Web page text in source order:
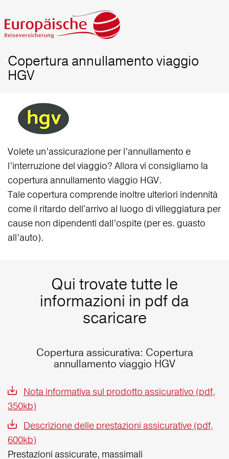
Copertura annullamento viaggio
HGV
Volete un’assicurazione per l’annullamento e
l’interruzione del viaggio? Allora vi consigliamo la
copertura annullamento viaggio HGV.
Tale copertura comprende inoltre ulteriori indennità
come il ritardo dell'arrivo al luogo di villeggiatura per
cause non dipendenti dall’ospite (per es. guasto
all’auto).
Qui trovate tutte le
informazioni in pdf da
scaricare
Copertura assicurativa: Copertura
annullamento viaggio HGV
Nota informativa sul prodotto assicurativo (pdf,
350kb)
Descrizione delle prestazioni assicurative (pdf,
600kb)
Prestazioni assicurate, massimali